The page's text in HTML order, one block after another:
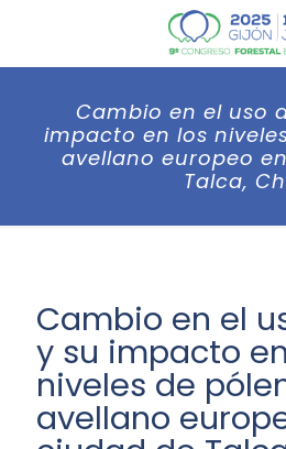
Cambio en el uso
impacto en los
avellano europeo
Talca,
Cambio en el
y su impacto
niveles de
avellano